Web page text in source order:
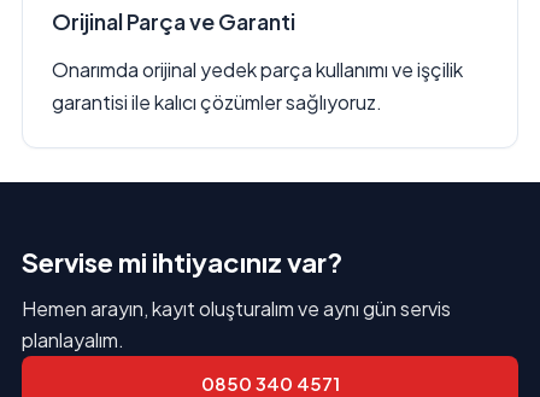
Orijinal Parça ve Garanti
Onarımda orijinal yedek parça kullanımı ve işçilik
garantisi ile kalıcı çözümler sağlıyoruz.
Servise mi ihtiyacınız var?
Hemen arayın, kayıt oluşturalım ve aynı gün servis
planlayalım.
0850 340 4571